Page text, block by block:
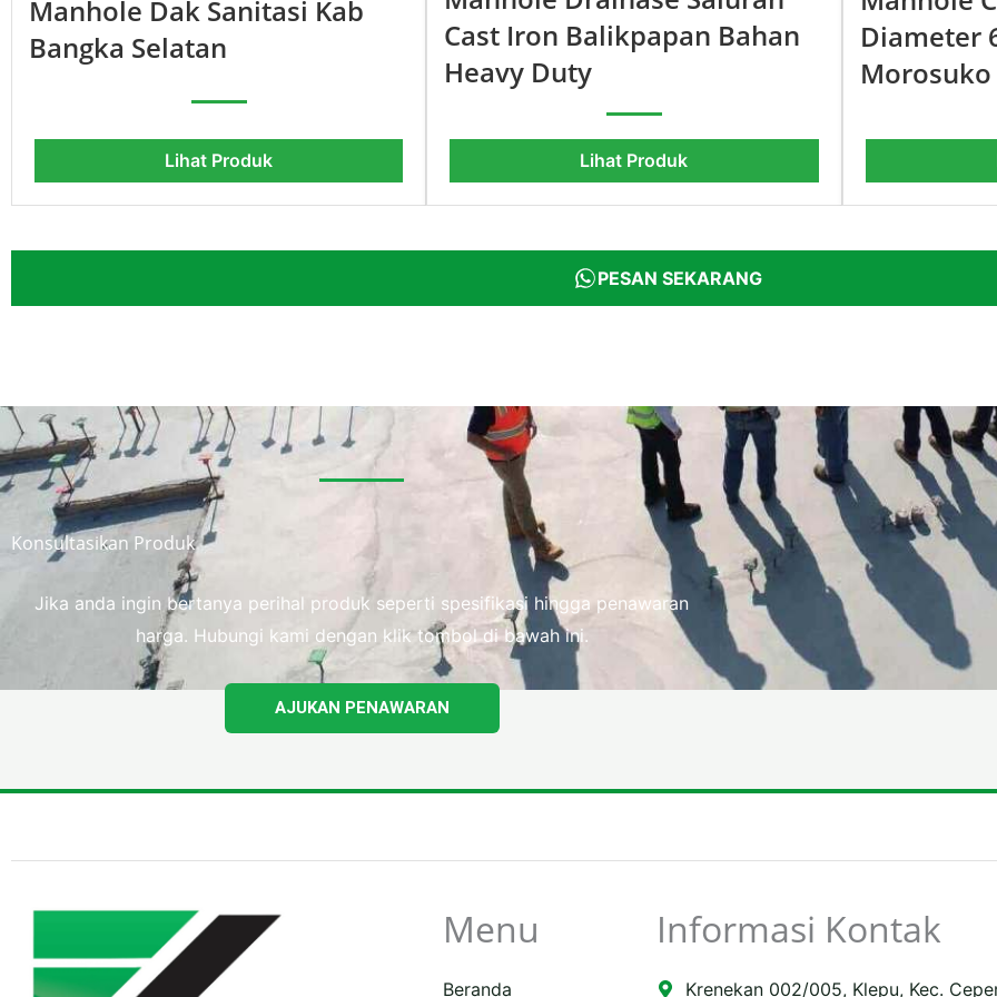
Manhole Dak Sanitasi Kab
Bangka Selatan
Lihat Produk
Cast Iron Balikpapan Bahan
Heavy Duty
Lihat Produk
Diameter
Morosuko
PESAN SEKARANG
Konsultasikan Produk
Jika anda ingin bertanya perihal produk seperti spesifikasi hingga penawaran
harga. Hubungi kami dengan klik tombol di bawah ini.
AJUKAN PENAWARAN
Menu
Beranda
Informasi Kontak
Krenekan 002/005, Klepu, Kec.